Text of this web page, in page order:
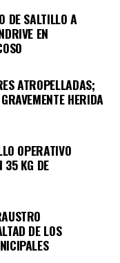
DE SALTILLO A
EN
ATROPELLADAS;
HERIDA
OPERATIVO
35 KG DE
DE LOS